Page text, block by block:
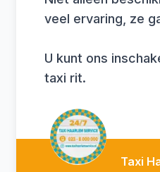
veel ervaring, ze
U kunt ons
taxi rit.
Taxi